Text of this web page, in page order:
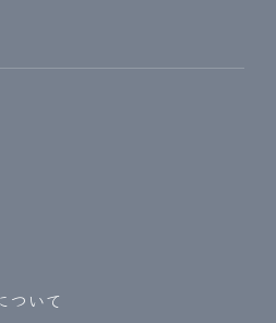
ついて